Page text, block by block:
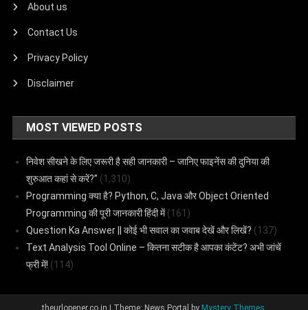
About us
Contact Us
Privacy Policy
Disclaimer
MOST VIEWED POSTS
निवेश सीखने के लिए जरूरी है सही जानकारी – जानिए फाइनेंस की दुनिया की
शुरुआत कहां से करें?” (1,310)
Programming क्या है? Python, C, Java और Object Oriented
Programming की पूरी जानकारी हिंदी में (161)
Question Ka Answer || कोई भी सवाल का जवाब देखें और लिखें? (137)
Text Analysis Tool Online – कितना सटीक है आपका कंटेंट? अभी जांचें
फ्री में! (114)
theurlopener.co.in | Theme: News Portal by Mystery Themes